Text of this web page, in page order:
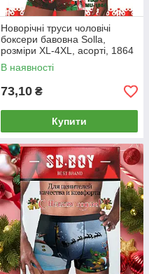
Новорічні труси чоловічі
боксери бавовна Solla,
розміри XL-4XL, асорті, 1864
В наявності
73,10 ₴
Купити